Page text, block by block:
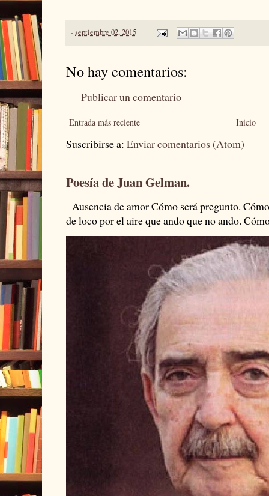
-septiembre 02, 2015
No hay comentarios:
Publicar un comentario
Entrada más reciente Inicio
Suscribirse a: Enviar comentarios (Atom)
Poesía de Juan Gelman.
Ausencia de amor Cómo será pregunto.
de loco por el aire que ando que no ando.